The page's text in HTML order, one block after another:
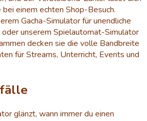
einem echten Shop-Besuch.
Gacha-Simulator für unendliche
unserem Spielautomat-Simulator
decken sie die volle Bandbreite
für Streams, Unterricht, Events und
glänzt, wann immer du einen